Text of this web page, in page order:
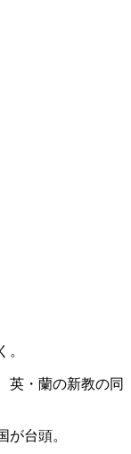
。
英・蘭の新教の同
が台頭。